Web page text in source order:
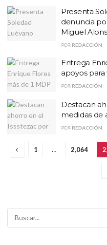
Presenta
denuncia
Miguel
POR REDACCIÓN
Entrega
apoyos para
POR REDACCIÓN
Destacan
medidas de
POR REDACCIÓN
1 … 2,064